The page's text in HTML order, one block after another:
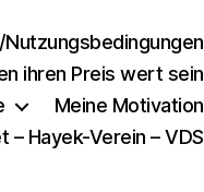
ihren Preis wert sein
Meine Motivation
– Hayek-Verein – VDS